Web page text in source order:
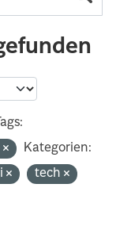
Tags:
Kategorien:
tech